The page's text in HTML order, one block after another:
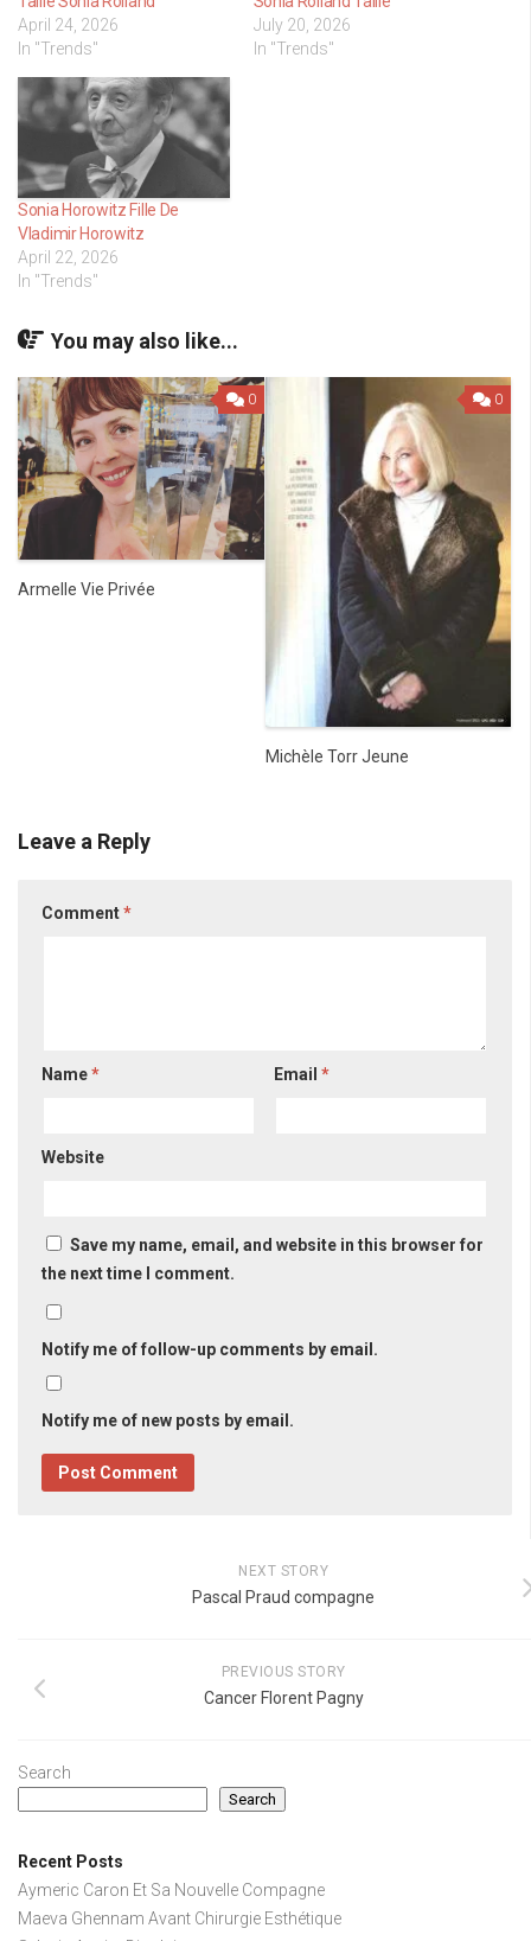
April 24, 2026
In "Trends"
July 20, 2026
In "Trends"
Sonia Horowitz Fille De
Vladimir Horowitz
April 22, 2026
In "Trends"
You may also like...
0
Armelle Vie Privée
0
Michèle Torr Jeune
Leave a Reply
Comment*
Name* Email*
Website
Save my name, email, and website in this browser for
the next time I comment.
Notify me of follow-up comments by email.
Notify me of new posts by email.
NEXT STORY
Pascal Praud compagne
PREVIOUS STORY
Cancer Florent Pagny
Search
Search
Recent Posts
Aymeric Caron Et Sa Nouvelle Compagne
Maeva Ghennam Avant Chirurgie Esthétique